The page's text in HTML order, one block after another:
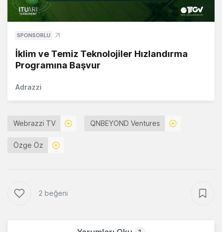
SPONSORLU
İklim ve Temiz Teknolojiler Hızlandırma
Programına Başvur
Adrazzi
Webrazzi TV QNBEYOND Ventures
Özge Öz
2 beğeni